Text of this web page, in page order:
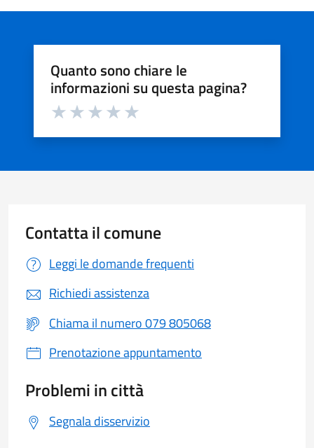
Quanto sono chiare le
informazioni su questa pagina?
Valuta da 1 a 5 stelle la pagina
Contatta il comune
Leggi le domande frequenti
Richiedi assistenza
Chiama il numero 079 805068
Prenotazione appuntamento
Problemi in città
Segnala disservizio